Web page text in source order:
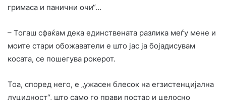
гримаса и панични очи“…
– Тогаш сфаќам дека единствената разлика меѓу мене и
моите стари обожаватели е што јас ја бојадисувам
косата, се пошегува рокерот.
Тоа, според него, е „ужасен блесок на егзистенцијална
луцидност“, што само го прави постар и целосно